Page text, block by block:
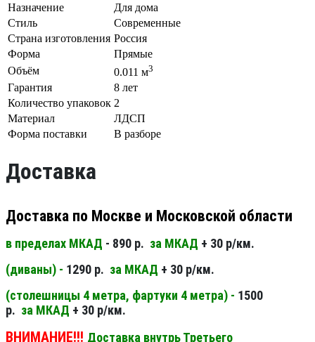
Назначение
Для дома
Стиль
Современные
Страна изготовления Россия
Форма
Прямые
Объём
0.011 м3
Гарантия
8 лет
Количество упаковок 2
Материал
ЛДСП
Форма поставки
В разборе
Доставка
Доставка по Москве и Московской области
в пределах МКАД - 890 р. за МКАД + 30 р/км.
(диваны) - 1290 р. за МКАД + 30 р/км.
(столешницы 4 метра, фартуки 4 метра) - 1500
р. за МКАД + 30 р/км.
ВНИМАНИЕ!!! Доставка внутрь Третьего